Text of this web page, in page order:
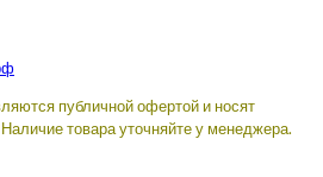
публичной офертой и носят
товара уточняйте у менеджера.